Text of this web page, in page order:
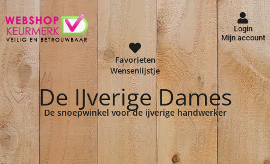
Login
Mijn account
Favorieten
Wensenlijstje
De IJverige Dames
De snoepwinkel voor de ijverige handwerker